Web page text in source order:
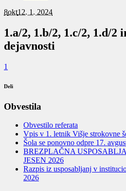
8okt12. 1. 2024
1.a/2, 1.b/2, 1.c/2, 1.d/2
dejavnosti
1
Deli
Obvestila
Obvestilo referata
Vpis v 1. letnik Višje strokovne
Šola se ponovno odpre 17.
BREZPLAČNA
JESEN 2026
Razpis iz usposabljanj v
2026